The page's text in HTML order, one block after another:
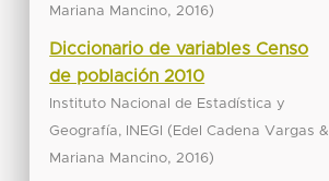
Mariana Mancino, 2016)
Diccionario de variables Censo
de población 2010
Instituto Nacional de Estadística y
Geografía, INEGI
( Edel Cadena Vargas &
Mariana Mancino, 2016)